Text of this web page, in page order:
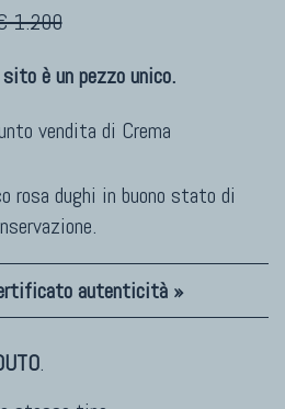
1.200
è un pezzo unico.
vendita di Crema
rosa dughi in buono stato di
autenticità »
.